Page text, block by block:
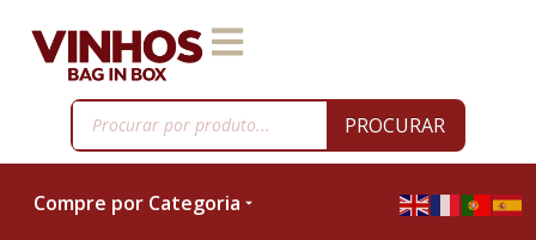
PROCURAR
Compre por Categoria